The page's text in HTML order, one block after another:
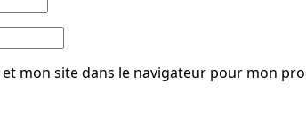
mon site dans le navigateur pour mon